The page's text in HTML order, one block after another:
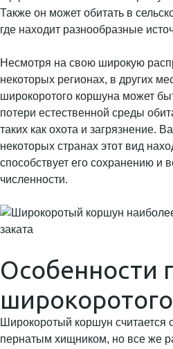
Также он может обитать в
где находит разнообразные
Несмотря на свою широкую
некоторых регионах, в других
широкоротого коршуна может
потери естественной среды
таких как охота и загрязнение.
некоторых странах этот вид
способствует его сохранению и
численности.
Особенности
Широкоротый коршун считается
пернатым хищником, но все же